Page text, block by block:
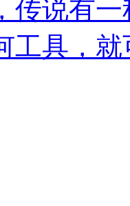
传说有
工具，